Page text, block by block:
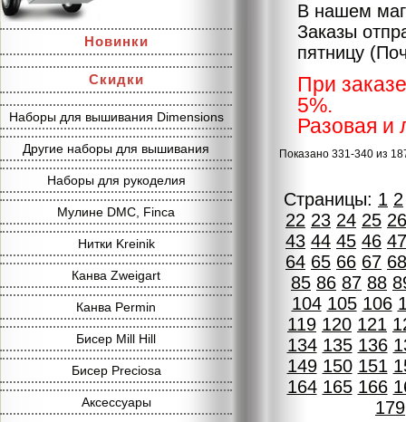
Новинки
Скидки
Наборы для вышивания Dimensions
Другие наборы для вышивания
Наборы для рукоделия
Мулине DMC, Finca
Нитки Kreinik
Канва Zweigart
Канва Permin
Бисер Mill Hill
Бисер Preciosa
Аксессуары
В нашем
Заказы
пятницу
При
5%.
Разовая и
Показано 331-340 из
Страницы: 1 2
22 23 24 25 26
43 44 45 46 47
64 65 66 67 68
85 86 87 88
104 105 106
119 120 121
134 135 136
149 150 151
164 165 166
179